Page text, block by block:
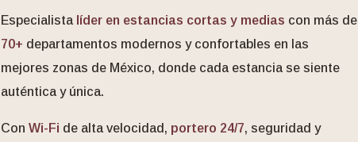
Especialista líder en estancias cortas y medias con más de
70+ departamentos modernos y confortables en las
mejores zonas de México, donde cada estancia se siente
auténtica y única.
Con Wi-Fi de alta velocidad, portero 24/7, seguridad y